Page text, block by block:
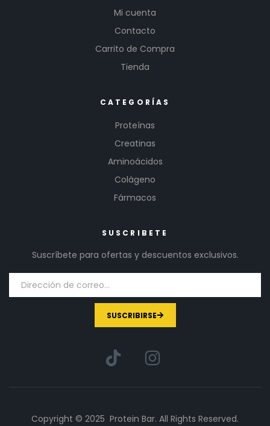
Mi cuenta
Contacto
Carrito de Compra
Tienda
CATEGORÍAS
Proteínas
Creatinas
Aminoácidos
Colágeno
Fármacos
SUSCRIBETE
Suscríbete para ofertas y descuentos exclusivos.
SUSCRIBIRSE
Copyright © 2025 Protein Bar. All Rights Reserved.